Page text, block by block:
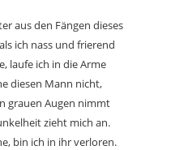
aus den Fängen dieses
ich nass und frierend
laufe ich in die Arme
diesen Mann nicht,
grauen Augen nimmt
zieht mich an.
bin ich in ihr verloren.